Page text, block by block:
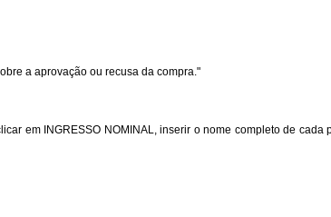
a aprovação ou recusa da compra."
em INGRESSO NOMINAL, inserir o nome completo de cada